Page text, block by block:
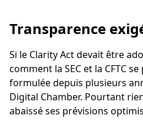
Transparence
Si le Clarity Act devait être
comment la SEC et la CFTC
formulée depuis plusieurs
Digital Chamber. Pourtant
abaissé ses prévisions